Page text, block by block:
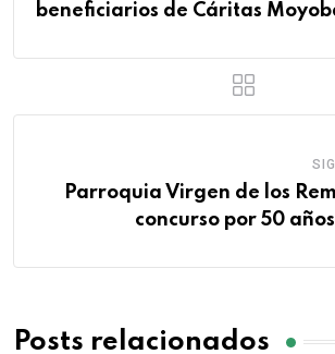
beneficiarios de Cáritas
Parroquia Virgen de los
concurso por 50
Posts relacionados